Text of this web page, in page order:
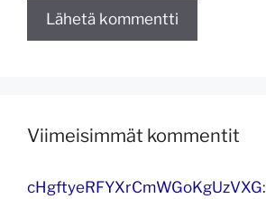
Viimeisimmät kommentit
cHgftyeRFYXrCmWGoKgUzVXG: